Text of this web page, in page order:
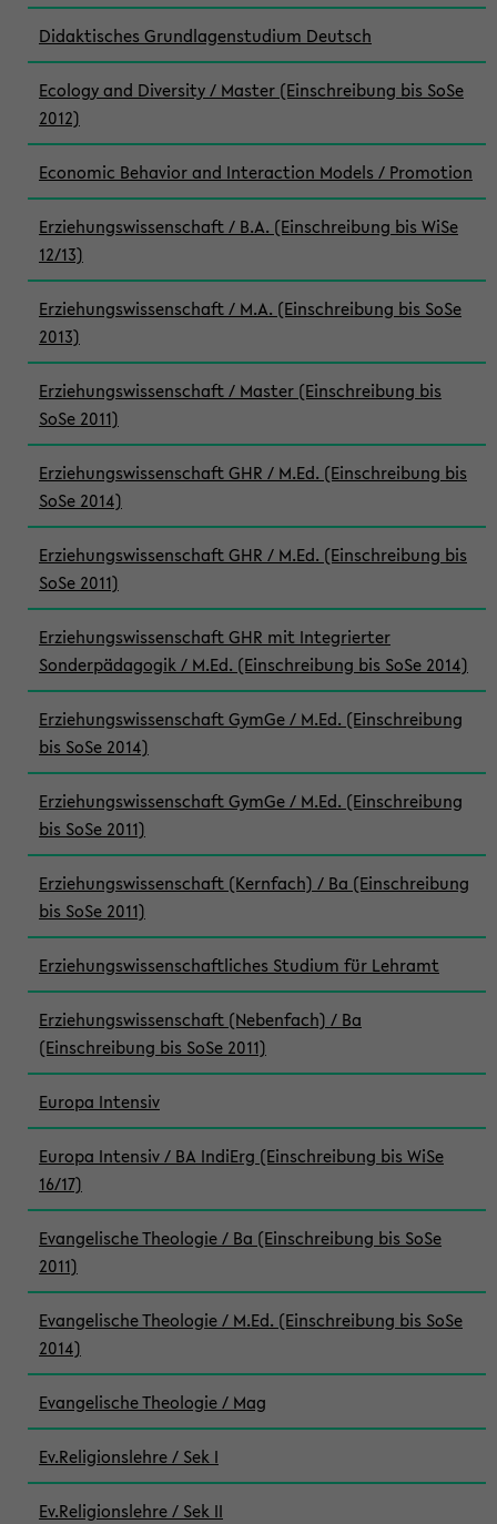
Didaktisches Grundlagenstudium Deutsch
Ecology and Diversity / Master (Einschreibung bis SoSe
2012)
Economic Behavior and Interaction Models / Promotion
Erziehungswissenschaft / B.A. (Einschreibung bis WiSe
12/13)
Erziehungswissenschaft / M.A. (Einschreibung bis SoSe
2013)
Erziehungswissenschaft / Master (Einschreibung bis
SoSe 2011)
Erziehungswissenschaft GHR / M.Ed. (Einschreibung bis
SoSe 2014)
Erziehungswissenschaft GHR / M.Ed. (Einschreibung bis
SoSe 2011)
Erziehungswissenschaft GHR mit Integrierter
Sonderpädagogik / M.Ed. (Einschreibung bis SoSe 2014)
Erziehungswissenschaft GymGe / M.Ed. (Einschreibung
bis SoSe 2014)
Erziehungswissenschaft GymGe / M.Ed. (Einschreibung
bis SoSe 2011)
Erziehungswissenschaft (Kernfach) / Ba (Einschreibung
bis SoSe 2011)
Erziehungswissenschaftliches Studium für Lehramt
Erziehungswissenschaft (Nebenfach) / Ba
(Einschreibung bis SoSe 2011)
Europa Intensiv
Europa Intensiv / BA IndiErg (Einschreibung bis WiSe
16/17)
Evangelische Theologie / Ba (Einschreibung bis SoSe
2011)
Evangelische Theologie / M.Ed. (Einschreibung bis SoSe
2014)
Evangelische Theologie / Mag
Ev.Religionslehre / Sek I
Ev.Religionslehre / Sek II